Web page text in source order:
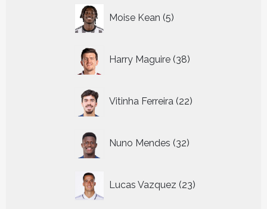
Moise Kean 5
producten
Harry Maguire 38
producten
Vitinha Ferreira 22
producten
Nuno Mendes 32
producten
Lucas Vazquez 23
producten